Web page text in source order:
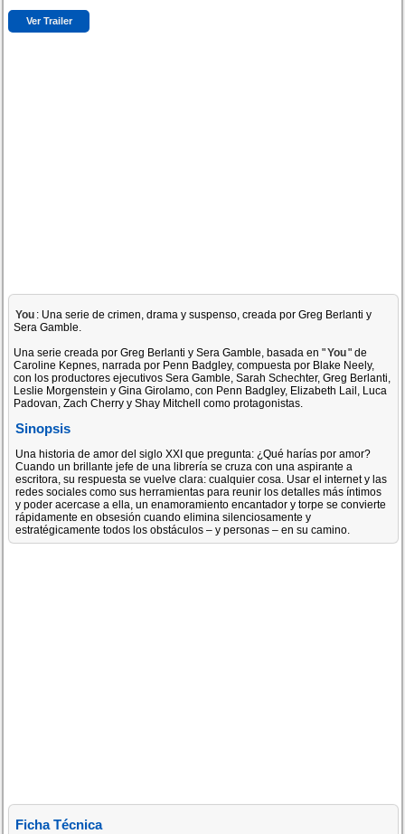
Ver Trailer
You : Una serie de crimen, drama y suspenso, creada por Greg Berlanti y
Sera Gamble.
Una serie creada por Greg Berlanti y Sera Gamble, basada en "You" de
Caroline Kepnes, narrada por Penn Badgley, compuesta por Blake Neely,
con los productores ejecutivos Sera Gamble, Sarah Schechter, Greg Berlanti,
Leslie Morgenstein y Gina Girolamo, con Penn Badgley, Elizabeth Lail, Luca
Padovan, Zach Cherry y Shay Mitchell como protagonistas.
Sinopsis
Una historia de amor del siglo XXI que pregunta: ¿Qué harías por amor?
Cuando un brillante jefe de una librería se cruza con una aspirante a
escritora, su respuesta se vuelve clara: cualquier cosa. Usar el internet y las
redes sociales como sus herramientas para reunir los detalles más íntimos
y poder acercase a ella, un enamoramiento encantador y torpe se convierte
rápidamente en obsesión cuando elimina silenciosamente y
estratégicamente todos los obstáculos – y personas – en su camino.
Ficha Técnica